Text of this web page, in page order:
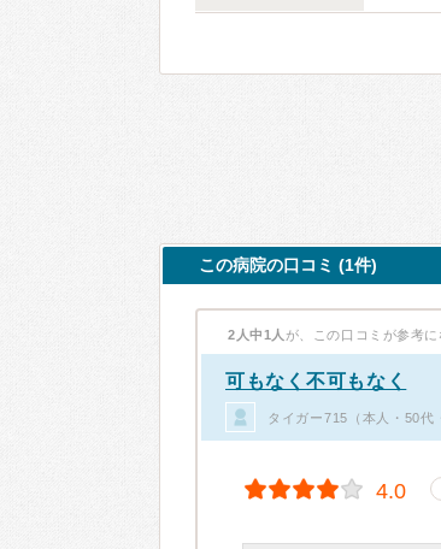
この病院の口コミ (1件)
2人中1人 が、この口コミが参考
可もなく不可もなく
タイガー715（本人・50代
4.0